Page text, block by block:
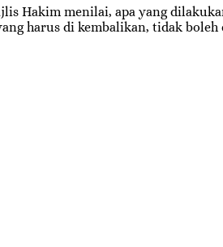
Hakim menilai, apa yang
harus di kembalikan, tidak